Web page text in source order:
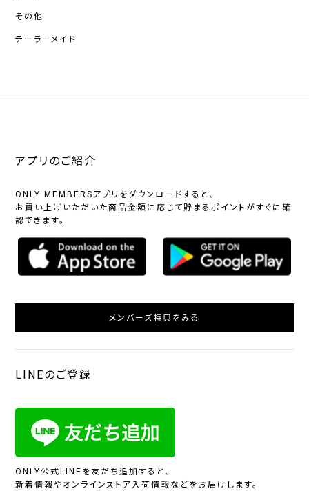
その他
テーラーメイド
アプリのご紹介
ONLY MEMBERSアプリをダウンロードすると、
お買い上げいただいた商品金額に応じて貯まるポイントがすぐに確
認できます。
メンバーズ特典をみる
LINEのご登録
ONLY公式LINEを友だち追加すると、
新着情報やオンラインストア入荷情報などをお届けします。